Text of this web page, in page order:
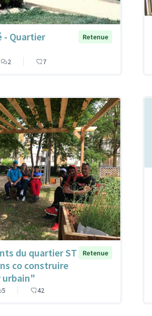
- Quartier
Retenue
2 7
du quartier ST
co construire
urbain"
Retenue
5 42